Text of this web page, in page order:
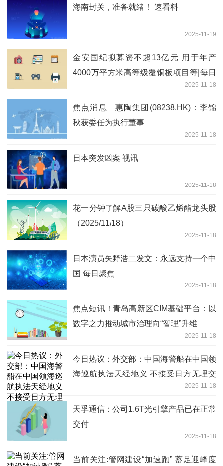
海南封关，准备就绪！ 速看料
2025-11-19
金安国纪拟募资不超13亿元 用于年产
4000万平方米高等级覆铜板项目等|每日
2025-11-18
焦点消息！惠陶集团(08238.HK)：李锦
秋获委任为执行董事
2025-11-18
日本突发凶案 视讯
2025-11-18
花一分钟了解A股三只碳酸乙烯酯龙头股
（2025/11/18）
2025-11-18
日本演员矢野浩二发文：永远支持一个中
国 每日聚焦
2025-11-18
焦点短讯！青岛高新区CIM基础平台：以
数字之力推动城市治理向“智理”升维
2025-11-18
今日热议：外交部：中国海警船在中国领
海巡航执法天经地义 不接受日方无理交
2025-11-18
天孚通信：公司1.6T光引擎产品已在正常
交付
2025-11-18
当前关注:管网建设“加速跑” 蓄足迎峰度